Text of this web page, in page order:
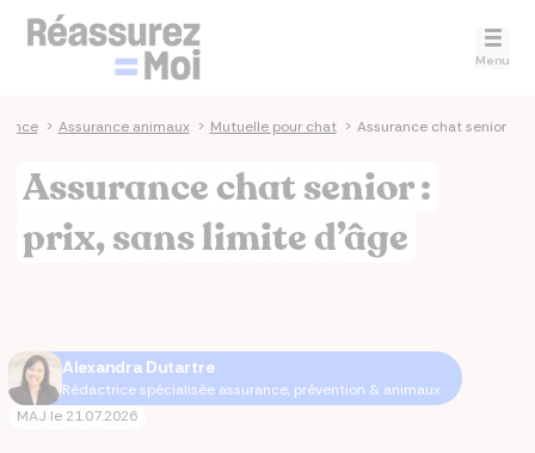
Menu
> Assurance animaux > Mutuelle pour chat > Assurance chat senior
Assurance chat senior :
prix, sans limite d’âge
Alexandra Dutartre
Rédactrice spécialisée assurance, prévention & animaux
MAJ le 21.07.2026